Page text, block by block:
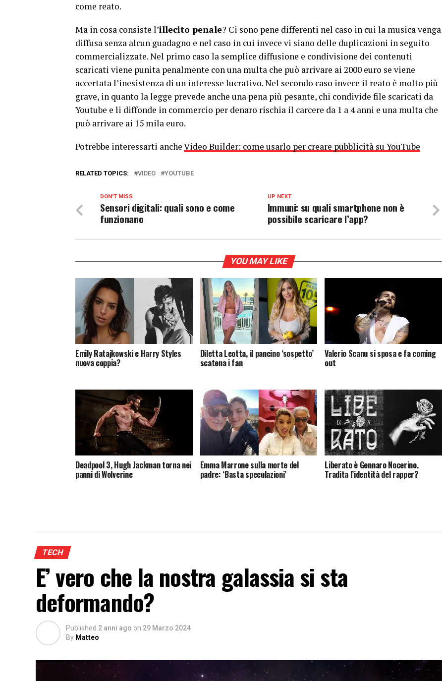
come reato.
Ma in cosa consiste l’illecito penale? Ci sono pene differenti nel caso in cui la musica venga
diffusa senza alcun guadagno e nel caso in cui invece vi siano delle duplicazioni in seguito
commercializzate. Nel primo caso la semplice diffusione e condivisione dei contenuti
scaricati viene punita penalmente con una multa che può arrivare ai 2000 euro se viene
accertata l’inesistenza di un interesse lucrativo. Nel secondo caso invece il reato è molto più
grave, in quanto la legge prevede anche una pena più pesante, chi condivide file scaricati da
Youtube e li diffonde in commercio per denaro rischia il carcere da 1 a 4 anni e una multa che
può arrivare ai 15 mila euro.
Potrebbe interessarti ancheVideo Builder: come usarlo per creare pubblicità su YouTube
RELATED TOPICS: VIDEO YOUTUBE
UP NEXT
Immuni: su quali smartphone non è
possibile scaricare l’app?
DON'T MISS
Sensori digitali: quali sono e come
funzionano
YOU MAY LIKE
Emily Ratajkowski e Harry Styles
nuova coppia?
Diletta Leotta, il pancino ‘sospetto’
scatena i fan
Valerio Scanu si sposa e fa coming
out
Deadpool 3, Hugh Jackman torna nei
panni di Wolverine
Emma Marrone sulla morte del
padre: ‘Basta speculazioni’
Liberato è Gennaro Nocerino.
Tradita l’identità del rapper?
TECH
E’ vero che la nostra galassia si sta
deformando?
Published 2 anni ago on 29 Marzo 2024
By Matteo